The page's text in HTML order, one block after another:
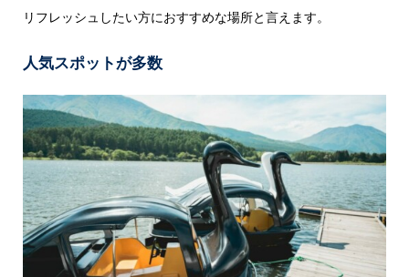
リフレッシュしたい方におすすめな場所と言えます。
人気スポットが多数